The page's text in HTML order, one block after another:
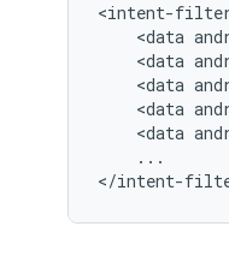
<intent-
<data
<data
<data
<data
<data
...
</intent-